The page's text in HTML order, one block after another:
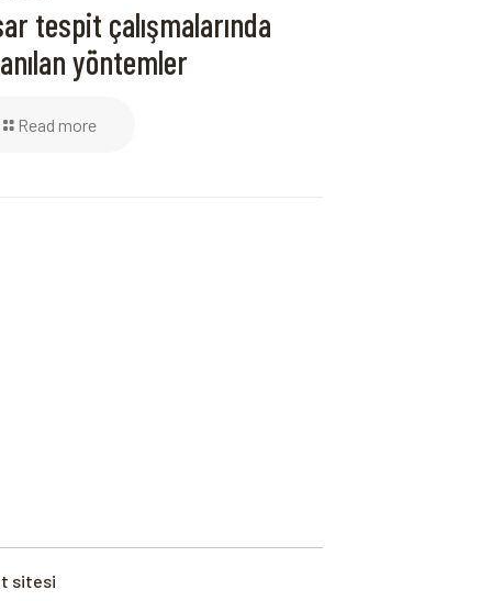
tespit çalışmalarında
yöntemler
Read more
sitesi